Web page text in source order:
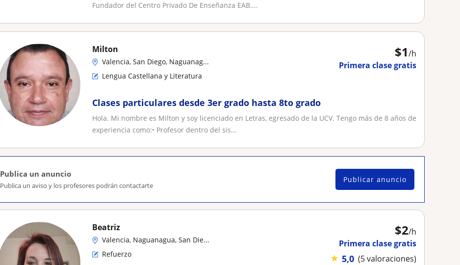
Fundador del Centro Privado De Enseñanza EAB....
$1/h
Primera clase gratis
Milton
Valencia, San Diego, Naguanag...
Lengua Castellana y Literatura
Clases particulares desde 3er grado hasta 8to grado
Hola. Mi nombre es Milton y soy licenciado en Letras, egresado de la UCV. Tengo más de 8 años de
experiencia como:• Profesor dentro del sis...
Publica un anuncio
Publica un aviso y los profesores podrán contactarte
Publicar anuncio
$2/h
Primera clase gratis
★ 5,0 (5 valoraciones)
Beatriz
Valencia, Naguanagua, San Die...
Refuerzo